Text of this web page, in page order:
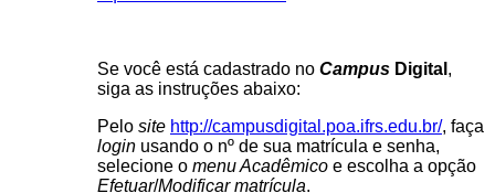
Se você está cadastrado no Campus Digital ,
siga as instruções abaixo:
Pelo site http://campusdigital.poa.ifrs.edu.br/, faça
login usando o nº de sua matrícula e senha,
selecione o menu Acadêmico e escolha a opção
Efetuar/Modificar matrícula.